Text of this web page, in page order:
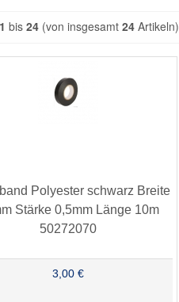
1 bis 24 (von insgesamt 24 Artikeln)
Polyester schwarz Breite
Stärke 0,5mm Länge 10m
50272070
3,00 €